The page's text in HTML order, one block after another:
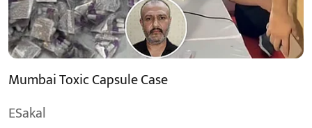
Mumbai Toxic Capsule Case
ESakal